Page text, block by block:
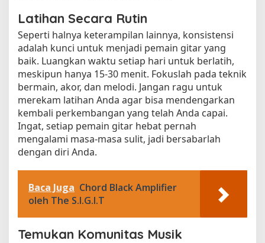
Latihan Secara Rutin
Seperti halnya keterampilan lainnya, konsistensi
adalah kunci untuk menjadi pemain gitar yang
baik. Luangkan waktu setiap hari untuk berlatih,
meskipun hanya 15-30 menit. Fokuslah pada teknik
bermain, akor, dan melodi. Jangan ragu untuk
merekam latihan Anda agar bisa mendengarkan
kembali perkembangan yang telah Anda capai.
Ingat, setiap pemain gitar hebat pernah
mengalami masa-masa sulit, jadi bersabarlah
dengan diri Anda.
Baca Juga Chord Black Amplifier
oleh The S.I.G.I.T
Temukan Komunitas Musik